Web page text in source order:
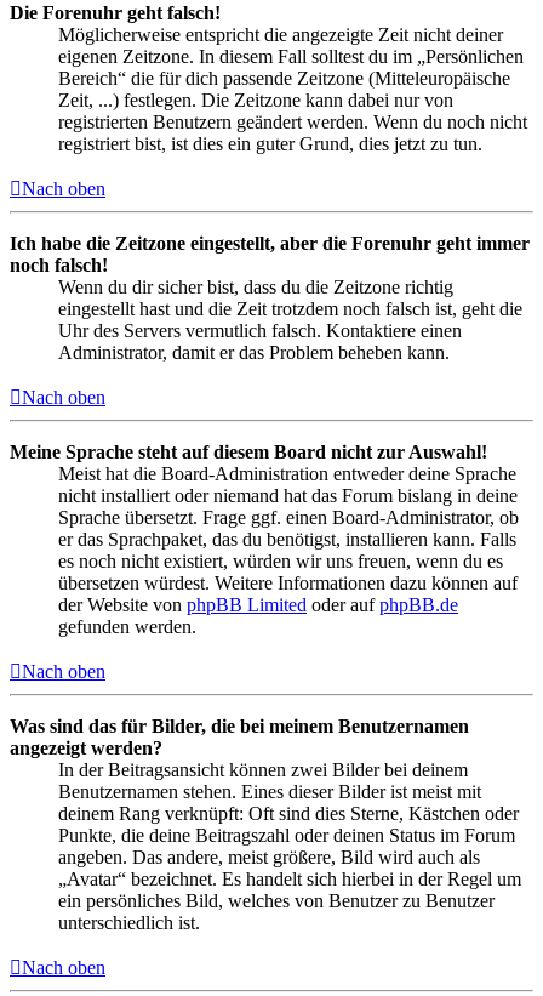
Die Forenuhr geht falsch!
Möglicherweise entspricht die angezeigte Zeit nicht deiner
eigenen Zeitzone. In diesem Fall solltest du im „Persönlichen
Bereich“ die für dich passende Zeitzone (Mitteleuropäische
Zeit, ...) festlegen. Die Zeitzone kann dabei nur von
registrierten Benutzern geändert werden. Wenn du noch nicht
registriert bist, ist dies ein guter Grund, dies jetzt zu tun.
Nach oben
Ich habe die Zeitzone eingestellt, aber die Forenuhr geht immer
noch falsch!
Wenn du dir sicher bist, dass du die Zeitzone richtig
eingestellt hast und die Zeit trotzdem noch falsch ist, geht die
Uhr des Servers vermutlich falsch. Kontaktiere einen
Administrator, damit er das Problem beheben kann.
Nach oben
Meine Sprache steht auf diesem Board nicht zur Auswahl!
Meist hat die Board-Administration entweder deine Sprache
nicht installiert oder niemand hat das Forum bislang in deine
Sprache übersetzt. Frage ggf. einen Board-Administrator, ob
er das Sprachpaket, das du benötigst, installieren kann. Falls
es noch nicht existiert, würden wir uns freuen, wenn du es
übersetzen würdest. Weitere Informationen dazu können auf
der Website von phpBB Limited oder aufphpBB.de
gefunden werden.
Nach oben
Was sind das für Bilder, die bei meinem Benutzernamen
angezeigt werden?
In der Beitragsansicht können zwei Bilder bei deinem
Benutzernamen stehen. Eines dieser Bilder ist meist mit
deinem Rang verknüpft: Oft sind dies Sterne, Kästchen oder
Punkte, die deine Beitragszahl oder deinen Status im Forum
angeben. Das andere, meist größere, Bild wird auch als
„Avatar“ bezeichnet. Es handelt sich hierbei in der Regel um
ein persönliches Bild, welches von Benutzer zu Benutzer
unterschiedlich ist.
Nach oben